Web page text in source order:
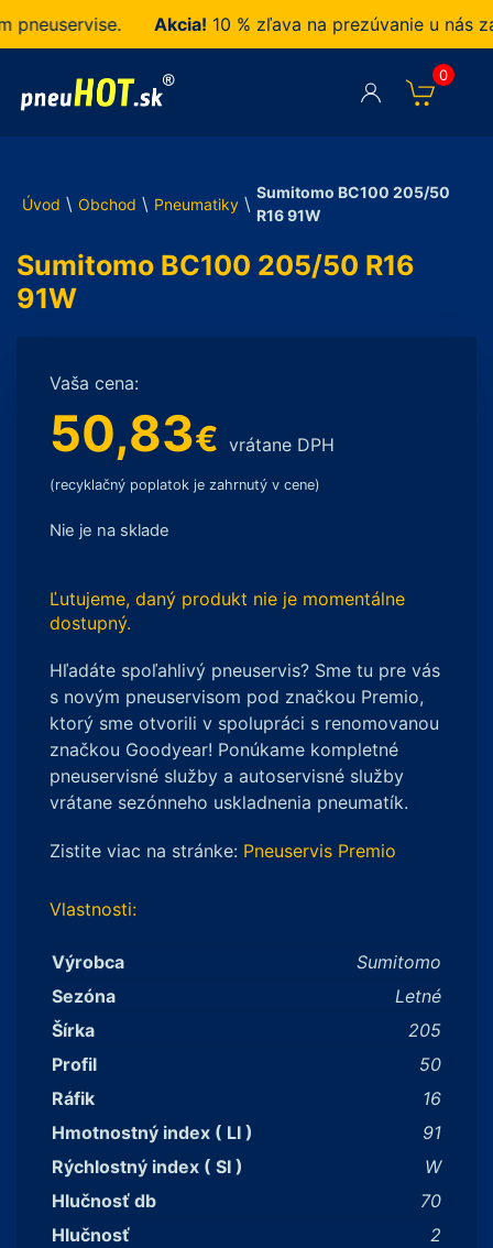
Akcia!10 % zľava na prezúvanie u nás
0
Úvod \ Obchod \ Pneumatiky \
Sumitomo BC100 205/50
R16 91W
Sumitomo BC100 205/50 R16
91W
Vaša cena:
50,83€ vrátane DPH
(recyklačný poplatok je zahrnutý v cene)
Nie je na sklade
Ľutujeme, daný produkt nie je momentálne
dostupný.
Hľadáte spoľahlivý pneuservis? Sme tu pre vás
s novým pneuservisom pod značkou Premio,
ktorý sme otvorili v spolupráci s renomovanou
značkou Goodyear! Ponúkame kompletné
pneuservisné služby a autoservisné služby
vrátane sezónneho uskladnenia pneumatík.
Zistite viac na stránke: Pneuservis Premio
Vlastnosti:
Výrobca
Sumitomo
Sezóna
Letné
Šírka
205
Profil
50
Ráfik
16
Hmotnostný index ( LI )
91
Rýchlostný index ( SI )
W
Hlučnosť db
70
Hlučnosť
2